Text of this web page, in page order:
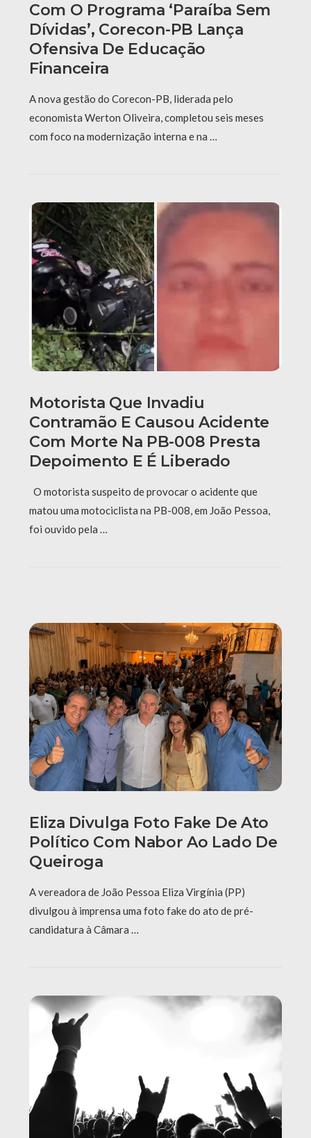
Com O Programa ‘Paraíba Sem
Dívidas’, Corecon-PB Lança
Ofensiva De Educação
Financeira
A nova gestão do Corecon-PB, liderada pelo
economista Werton Oliveira, completou seis meses
com foco na modernização interna e na …
Motorista Que Invadiu
Contramão E Causou Acidente
Com Morte Na PB-008 Presta
Depoimento E É Liberado
O motorista suspeito de provocar o acidente que
matou uma motociclista na PB-008, em João Pessoa,
foi ouvido pela …
Eliza Divulga Foto Fake De Ato
Político Com Nabor Ao Lado De
Queiroga
A vereadora de João Pessoa Eliza Virgínia (PP)
divulgou à imprensa uma foto fake do ato de pré-
candidatura à Câmara …